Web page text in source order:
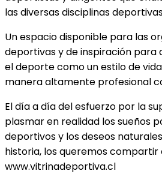
las diversas disciplinas
Un espacio disponible para las
deportivas y de inspiración para
el deporte como un estilo de
manera altamente profesional
El día a día del esfuerzo por la
plasmar en realidad los sueños
deportivos y los deseos
historia, los queremos compartir
www.vitrinadeportiva.cl